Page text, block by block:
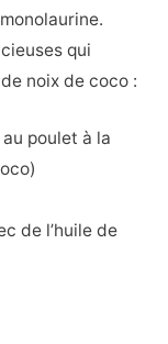
qui
noix de coco :
poulet à la
de l’huile de